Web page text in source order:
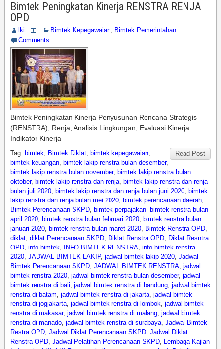
Bimtek Peningkatan Kinerja RENSTRA RENJA
OPD
lki Bimtek Kepegawaian, Bimtek Pemerintahan
Comments
Bimtek Peningkatan Kinerja Penyusunan Rencana Strategis
(RENSTRA), Renja, Analisis Lingkungan, Evaluasi Kinerja
Indikator Kinerja
Read Post
Tag: bimtek, Bimtek Diklat, bimtek kepegawaian,
bimtek keuangan, bimtek lakip renstra bulan desember,
bimtek lakip renstra bulan november, bimtek lakip renstra bulan
oktober, bimtek lakip renstra dan renja, bimtek lakip renstra dan renja
bulan juli 2020, bimtek lakip renstra dan renja bulan juni 2020, bimtek
lakip renstra dan renja bulan mei 2020, bimtek perencanaan daerah,
Bimtek Perencanaan SKPD, bimtek perpajakan, bimtek renstra bulan
april 2020, bimtek renstra bulan februari 2020, bimtek renstra bulan
januari 2020, bimtek renstra bulan maret 2020, Bimtek Renstra OPD,
diklat, diklat Perencanaan SKPD, Diklat Renstra OPD, Diklat Resntra
OPD, info bimtek, INFO BIMTEK RENSTRA, info bimtek renstra
2020, JADWAL BIMTEK LAKIP, jadwal bimtek lakip 2020, Jadwal
Bimtek Perencanaan SKPD, JADWAL BIMTEK RENSTRA, jadwal
bimtek renstra 2020, jadwal bimtek renstra bulan desember, jadwal
bimtek renstra di bali, jadwal bimtek renstra di bandung, jadwal bimtek
renstra di batam, jadwal bimtek renstra di jakarta, jadwal bimtek
renstra di jogjakarta, jadwal bimtek renstra di lombok, jadwal bimtek
renstra di makasar, jadwal bimtek renstra di malang, jadwal bimtek
renstra di manado, jadwal bimtek renstra di surabaya, Jadwal Bimtek
Restra OPD, Jadwal Diklat Perencanaan SKPD, Jadwal Diklat
Renstra OPD, Jadwal Pelatihan Perencanaan SKPD, Lembaga Kajian